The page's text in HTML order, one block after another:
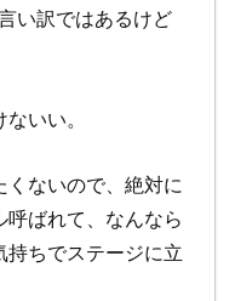
い訳ではあるけど
いい。
ないので、絶対に
ばれて、なんなら
持ちでステージに立